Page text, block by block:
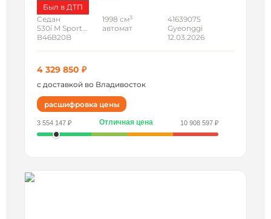
Был в ДТП
Седан
530i M Sport...
B46B20B
1998 см3
автомат
41639075
Gyeonggi
12.03.2026
4 329 850 ₽
с доставкой во Владивосток
расшифровка цены
3 554 147 ₽ Отличная цена 10 908 597 ₽